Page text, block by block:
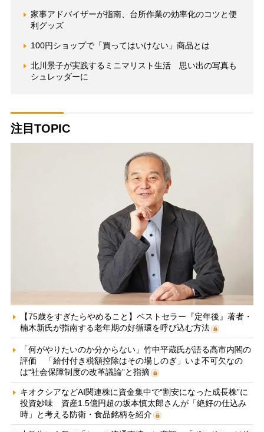
家事アドバイザーが指南、台所作業の効率化のコツと便
利グッズ
100円ショップで「買ってはいけない」商品とは
北川景子が実践するミニマリスト生活 思い出の写真も
シュレッダーに
注目TOPIC
【75歳をすぎたらやめること】ベストセラー『定年後』著者・
楠木新氏が指南する老年期の好循環を呼び込む方法
「何がやりたいのか分からない」竹中平蔵氏が語る高市内閣の
評価 「給付付き税額控除はその場しのぎ」いま不可欠なの
は“社会保障制度の改革議論”と指摘
キオクシアなどAI関連株に資金集中で“割安になった成長株”に
投資妙味 資産1.5億円超の坂本慎太郎さんが「絶好の仕込み
時」と考える防衛・食品銘柄を紹介